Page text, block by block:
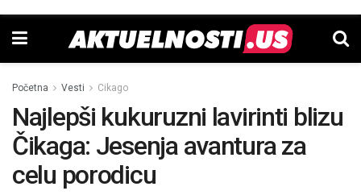
Početna Vesti Cikago
Najlepši kukuruzni lavirinti blizu
Čikaga: Jesenja avantura za
celu porodicu